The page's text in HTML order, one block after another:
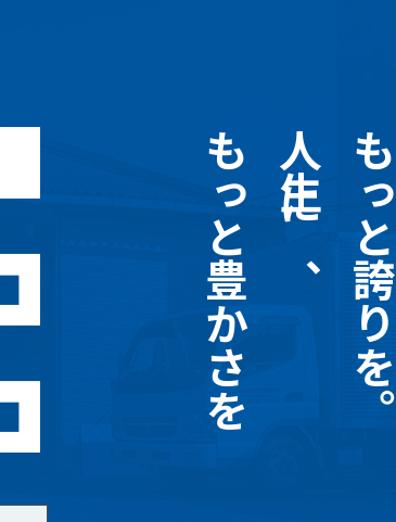
もっと誇りを。
人生に、
もっと豊かさを